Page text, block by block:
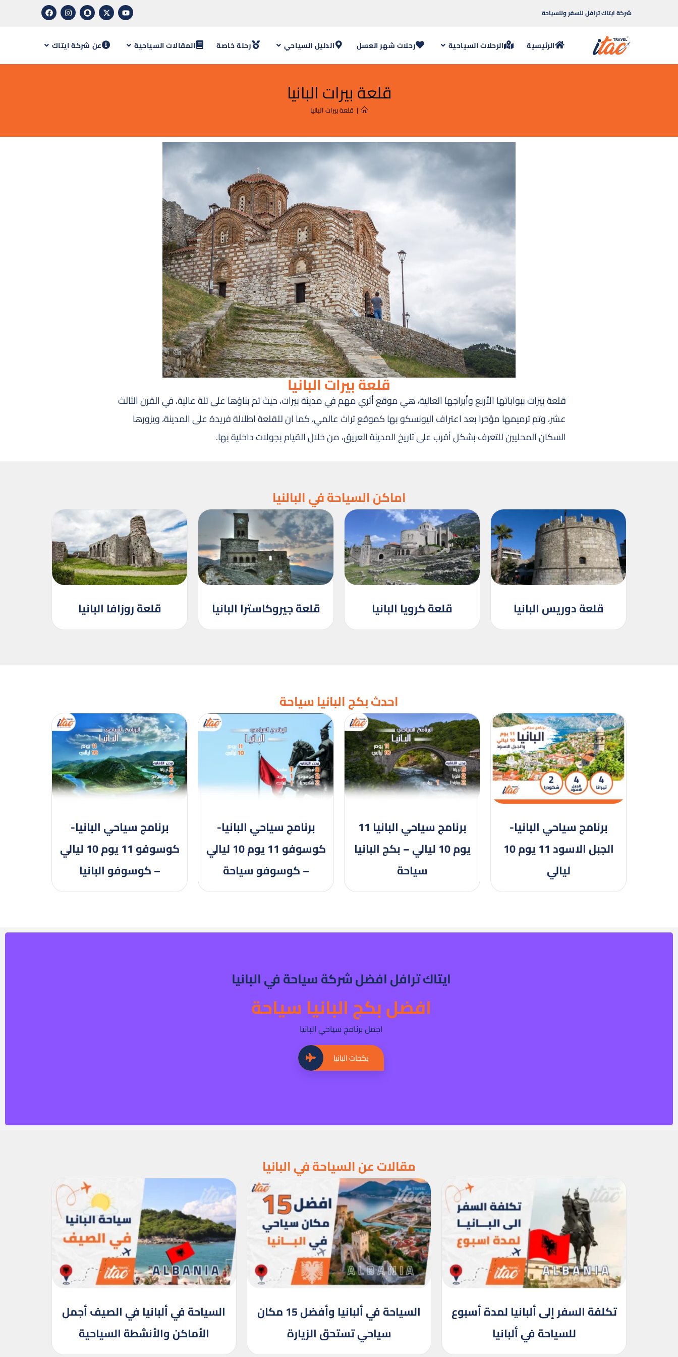
شركة ايتاك ترافل للسفر وللسياحة
عن شركة ايتاك المقالات السياحية رحلة خاصة الدليل السياحي رحلات شهر العسل الرحلات السياحية الرئيسية
قلعة بيرات البانيا
| قلعة بيرات البانيا
قلعة بيرات البانيا
قلعة بيرات ببواباتها الأربع وأبراجها العالية، هي موقع أثري مهم في مدينة بيرات، حيث تم بناؤها على تلة عالية، في القرن الثالث
عشر، وتم ترميمها مؤخرا بعد اعتراف اليونسكو بها كموقع تراث عالمي، كما ان للقلعة اطلالة فريدة على المدينة، ويزورها
السكان المحليين للتعرف بشكل أقرب على تاريخ المدينة العريق، من خلال القيام بجولات داخلية بها.
اماكن السياحة في البالنيا
قلعة دوريس البانيا قلعة كرويا البانيا قلعة جيروكاسترا البانيا قلعة روزافا البانيا
احدث بكج البانيا سياحة
برنامج سياحي البانيا-
الجبل الاسود 11 يوم 10
ليالي
برنامج سياحي البانيا 11
يوم 10 ليالي – بكج البانيا
سياحة
برنامج سياحي البانيا-
كوسوفو 11 يوم 10 ليالي
– كوسوفو سياحة
برنامج سياحي البانيا-
كوسوفو 11 يوم 10 ليالي
– كوسوفو البانيا
ايتاك ترافل افضل شركة سياحة في البانيا
افضل بكج البانيا سياحة
اجمل برنامج سياحي البانيا
بكجات البانيا
مقالات عن السياحة في البانيا
تكلفة السفر إلى ألبانيا لمدة أسبوع
للسياحة في ألبانيا
السياحة في ألبانيا وأفضل 15 مكان
سياحي تستحق الزيارة
السياحة في ألبانيا في الصيف أجمل
الأماكن والأنشطة السياحية